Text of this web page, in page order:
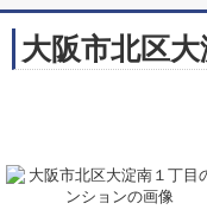
大阪市北区